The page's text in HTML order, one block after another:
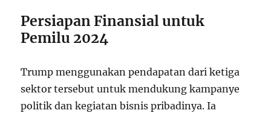
Persiapan Finansial untuk
Pemilu 2024
Trump menggunakan pendapatan dari ketiga
sektor tersebut untuk mendukung kampanye
politik dan kegiatan bisnis pribadinya. Ia